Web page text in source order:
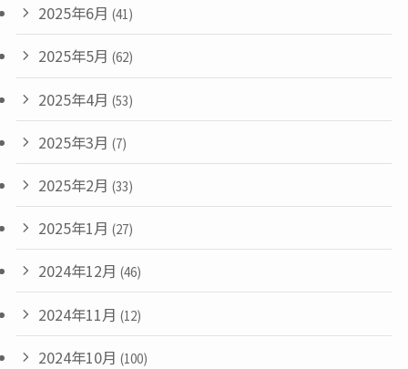
2025年6月 (41)
2025年5月 (62)
2025年4月 (53)
2025年3月 (7)
2025年2月 (33)
2025年1月 (27)
2024年12月 (46)
2024年11月 (12)
2024年10月 (100)